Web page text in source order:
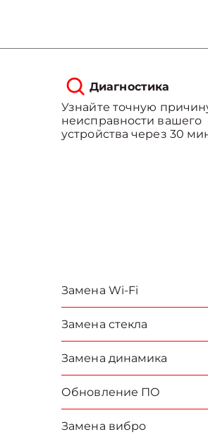
Диагностика
Узнайте точную
неисправности вашего
устройства через 30
Замена Wi-Fi
Замена стекла
Замена динамика
Обновление ПО
Замена вибро